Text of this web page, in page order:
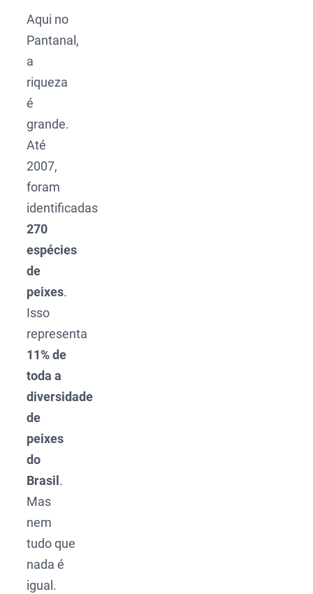
Aqui no
Pantanal,
a
riqueza
é
grande.
Até
2007,
foram
identificadas
270
espécies
de
peixes.
Isso
representa
11% de
toda a
diversidade
de
peixes
do
Brasil .
Mas
nem
tudo que
nada é
igual.